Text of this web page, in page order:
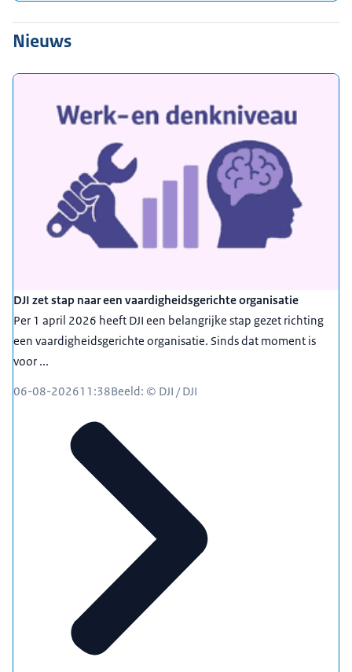
Nieuws
DJI zet stap naar een vaardigheidsgerichte organisatie
Per 1 april 2026 heeft DJI een belangrijke stap gezet richting
een vaardigheidsgerichte organisatie. Sinds dat moment is
voor ...
06-08-202611:38Beeld: © DJI / DJI